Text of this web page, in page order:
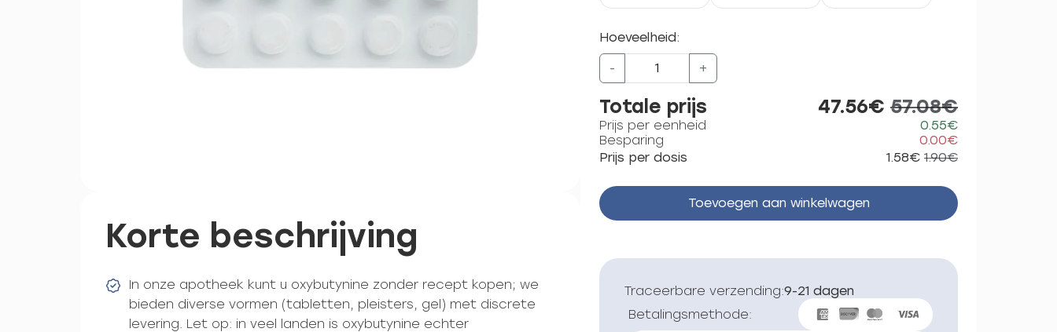
Korte beschrijving
In onze apotheek kunt u oxybutynine zonder recept kopen; we
bieden diverse vormen (tabletten, pleisters, gel) met discrete
levering. Let op: in veel landen is oxybutynine echter
Hoeveelheid:
- +
Totale prijs 47.56€ 57.08€
Prijs per eenheid
0.55€
Besparing
0.00€
Prijs per dosis
1.58€ 1.90€
Toevoegen aan winkelwagen
Traceerbare verzending:9-21 dagen
Betalingsmethode: